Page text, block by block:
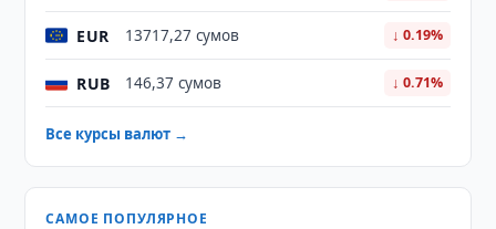
EUR 13717,27 сумов ↓ 0.19%
RUB 146,37 сумов ↓ 0.71%
Все курсы валют →
САМОЕ ПОПУЛЯРНОЕ